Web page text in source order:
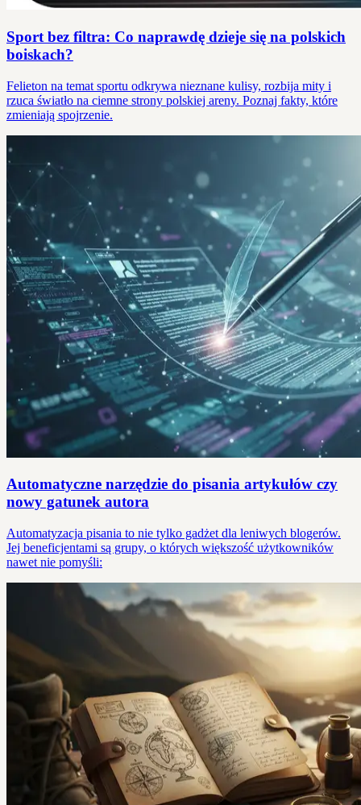
Sport bez filtra: Co naprawdę dzieje się na polskich
boiskach?
Felieton na temat sportu odkrywa nieznane kulisy, rozbija mity i
rzuca światło na ciemne strony polskiej areny. Poznaj fakty, które
zmieniają spojrzenie.
Automatyczne narzędzie do pisania artykułów czy
nowy gatunek autora
Automatyzacja pisania to nie tylko gadżet dla leniwych blogerów.
Jej beneficjentami są grupy, o których większość użytkowników
nawet nie pomyśli: